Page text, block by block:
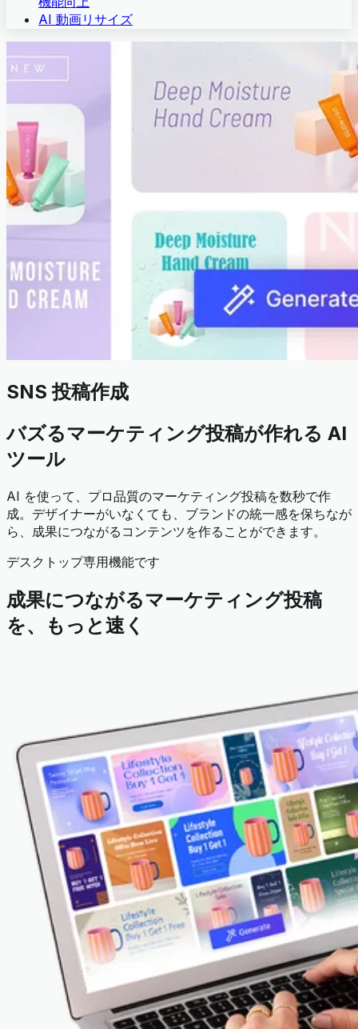
AI 動画リサイズ
SNS 投稿作成
バズるマーケティング投稿が作れる AI
ツール
AI を使って、プロ品質のマーケティング投稿を数秒で作
成。デザイナーがいなくても、ブランドの統一感を保ちなが
ら、成果につながるコンテンツを作ることができます。
デスクトップ専用機能です
成果につながるマーケティング投稿
を、もっと速く